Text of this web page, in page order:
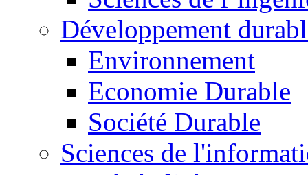
Développement
Environnement
Economie Durable
Société Durable
Sciences de